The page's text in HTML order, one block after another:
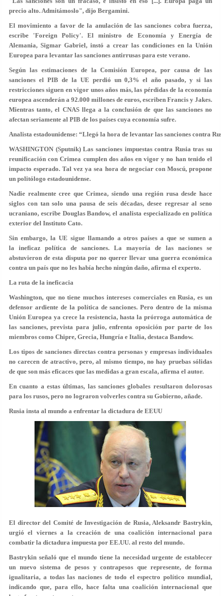
precio alto. Admitámoslo", dijo Bergamini.
El movimiento a favor de la anulación de las sanciones cobra fuerza,
escribe 'Foreign Policy'. El ministro de Economía y Energía de
Alemania, Sigmar Gabriel, instó a crear las condiciones en la Unión
Europea para levantar las sanciones antirrusas para este verano.
Según las estimaciones de la Comisión Europea, por causa de las
sanciones el PIB de la UE perdió un 0,3% el año pasado, y si las
restricciones siguen en vigor unos años más, las pérdidas de la economía
europea ascenderán a 92.000 millones de euros, escriben Francis y Jakes.
Mientras tanto, el CNAS llega a la conclusión de que las sanciones no
afectan seriamente al PIB de los países cuya economía sufre.
Analista estadounidense: “Llegó la hora de levantar las sanciones contra
WASHINGTON (Sputnik) Las sanciones impuestas contra Rusia tras su
reunificación con Crimea cumplen dos años en vigor y no han tenido el
impacto esperado. Tal vez ya sea hora de negociar con Moscú, propone
un politólogo estadounidense.
Nadie realmente cree que Crimea, siendo una región rusa desde hace
siglos con tan solo una pausa de seis décadas, desee regresar al seno
ucraniano, escribe Douglas Bandow, el analista especializado en política
exterior del Instituto Cato.
Sin embargo, la UE sigue llamando a otros países a que se sumen a
la ineficaz política de sanciones. La mayoría de las naciones se
abstuvieron de esta disputa por no querer llevar una guerra económica
contra un país que no les había hecho ningún daño, afirma el experto.
La ruta de la ineficacia
Washington, que no tiene muchos intereses comerciales en Rusia, es un
defensor ardiente de la política de sanciones. Pero dentro de la misma
Unión Europea ya crece la resistencia, hasta la prórroga automática de
las sanciones, prevista para julio, enfrenta oposición por parte de los
miembros como Chipre, Grecia, Hungría e Italia, destaca Bandow.
Los tipos de sanciones directas contra personas y empresas individuales
no carecen de atractivo, pero, al mismo tiempo, no hay pruebas sólidas
de que son más eficaces que las medidas a gran escala, afirma el autor.
En cuanto a estas últimas, las sanciones globales resultaron dolorosas
para los rusos, pero no lograron volverles contra su Gobierno, añade.
Rusia insta al mundo a enfrentar la dictadura de EEUU
El director del Comité de Investigación de Rusia, Aleksandr Bastrykin,
urgió el viernes a la creación de una coalición internacional para
combatir la dictadura impuesta por EE.UU. al resto del mundo.
Bastrykin señaló que el mundo tiene la necesidad urgente de establecer
un nuevo sistema de pesos y contrapesos que represente, de forma
igualitaria, a todas las naciones de todo el espectro político mundial,
indicando que, para ello, hace falta una coalición internacional que